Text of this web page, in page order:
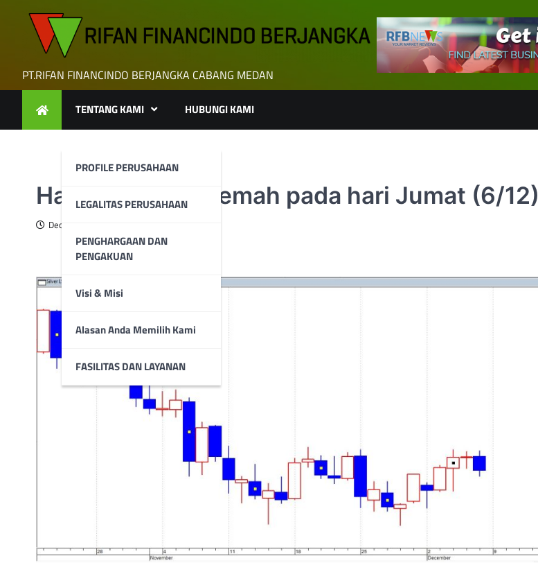
PT.RIFAN FINANCINDO BERJANGKA CABANG MEDAN
TENTANG KAMI
PROFILE PERUSAHAAN
LEGALITAS PERUSAHAAN
PENGHARGAAN DAN
PENGAKUAN
Visi & Misi
Alasan Anda Memilih Kami
FASILITAS DAN LAYANAN
HUBUNGI KAMI
Harga perak melemah pada hari Jumat (6/12)
December 9, 2024